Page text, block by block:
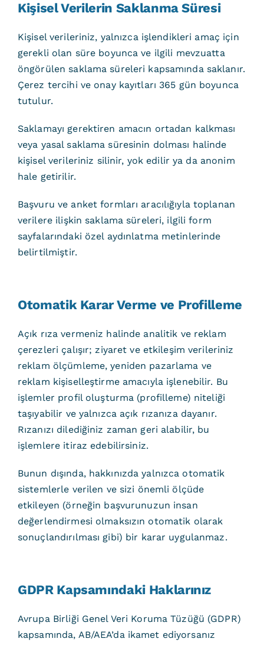
Kişisel Verilerin Saklanma Süresi
Kişisel verileriniz, yalnızca işlendikleri amaç için
gerekli olan süre boyunca ve ilgili mevzuatta
öngörülen saklama süreleri kapsamında saklanır.
Çerez tercihi ve onay kayıtları 365 gün boyunca
tutulur.
Saklamayı gerektiren amacın ortadan kalkması
veya yasal saklama süresinin dolması halinde
kişisel verileriniz silinir, yok edilir ya da anonim
hale getirilir.
Başvuru ve anket formları aracılığıyla toplanan
verilere ilişkin saklama süreleri, ilgili form
sayfalarındaki özel aydınlatma metinlerinde
belirtilmiştir.
Otomatik Karar Verme ve Profilleme
Açık rıza vermeniz halinde analitik ve reklam
çerezleri çalışır; ziyaret ve etkileşim verileriniz
reklam ölçümleme, yeniden pazarlama ve
reklam kişiselleştirme amacıyla işlenebilir. Bu
işlemler profil oluşturma (profilleme) niteliği
taşıyabilir ve yalnızca açık rızanıza dayanır.
Rızanızı dilediğiniz zaman geri alabilir, bu
işlemlere itiraz edebilirsiniz.
Bunun dışında, hakkınızda yalnızca otomatik
sistemlerle verilen ve sizi önemli ölçüde
etkileyen (örneğin başvurunuzun insan
değerlendirmesi olmaksızın otomatik olarak
sonuçlandırılması gibi) bir karar uygulanmaz.
GDPR Kapsamındaki Haklarınız
Avrupa Birliği Genel Veri Koruma Tüzüğü (GDPR)
kapsamında, AB/AEA’da ikamet ediyorsanız